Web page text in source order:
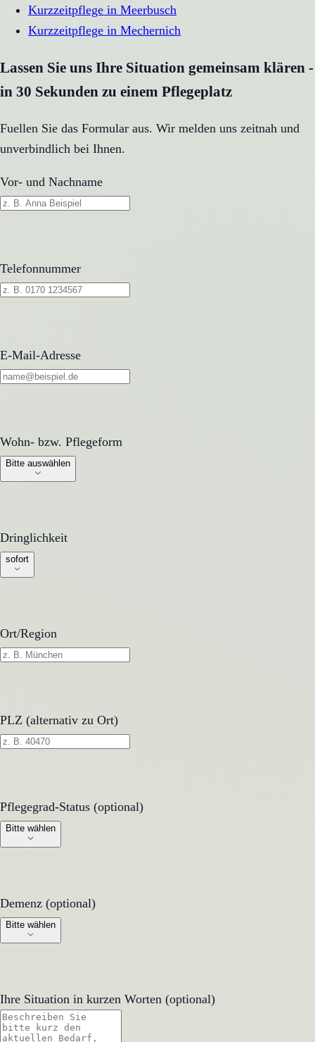
Kurzzeitpflege in Meerbusch
Kurzzeitpflege in Mechernich
Lassen Sie uns Ihre Situation gemeinsam klären -
in 30 Sekunden zu einem Pflegeplatz
Fuellen Sie das Formular aus. Wir melden uns zeitnah und
unverbindlich bei Ihnen.
Vor- und Nachname
Telefonnummer
E-Mail-Adresse
Wohn- bzw. Pflegeform
Wohn- bzw. Pflegeform
Bitte auswählen
Dringlichkeit
Dringlichkeit
sofort
Ort/Region
PLZ (alternativ zu Ort)
Pflegegrad-Status (optional)
Pflegegrad-Status (optional)
Bitte wählen
Demenz (optional)
Demenz (optional)
Bitte wählen
Ihre Situation in kurzen Worten (optional)